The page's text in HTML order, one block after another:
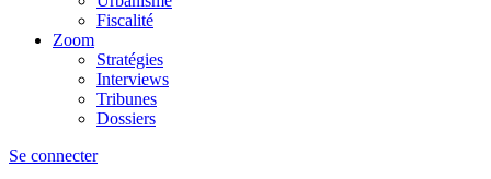
Fiscalité
Zoom
Stratégies
Interviews
Tribunes
Dossiers
Se connecter